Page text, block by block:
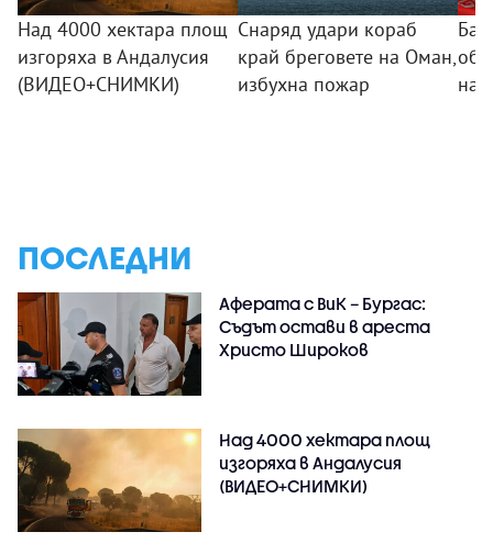
Над 4000 хектара площ
изгоряха в Андалусия
(ВИДЕО+СНИМКИ)
Снаряд удари кораб
край бреговете на Оман,
избухна пожар
на
ПОСЛЕДНИ
Аферата с ВиК – Бургас:
Съдът остави в ареста
Христо Широков
Над 4000 хектара площ
изгоряха в Андалусия
(ВИДЕО+СНИМКИ)